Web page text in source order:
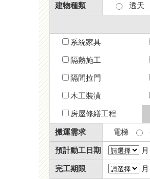
建物種類 透天
系統家具
隔熱施工
隔間拉門
木工裝潢
房屋修繕工程
搬運需求 電梯
預計動工日期
完工期限